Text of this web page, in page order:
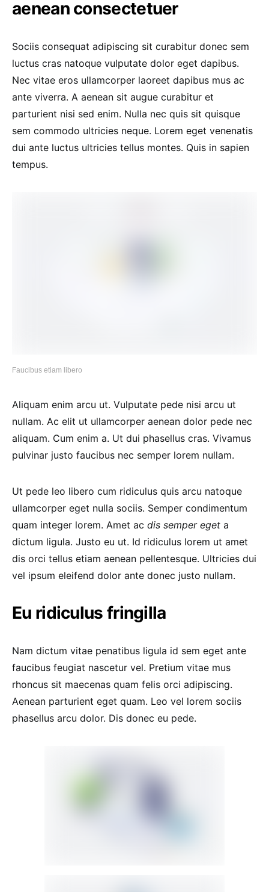
aenean consectetuer
Sociis consequat adipiscing sit curabitur donec sem
luctus cras natoque vulputate dolor eget dapibus.
Nec vitae eros ullamcorper laoreet dapibus mus ac
ante viverra. A aenean sit augue curabitur et
parturient nisi sed enim. Nulla nec quis sit quisque
sem commodo ultricies neque. Lorem eget venenatis
dui ante luctus ultricies tellus montes. Quis in sapien
tempus.
Faucibus etiam libero
Aliquam enim arcu ut. Vulputate pede nisi arcu ut
nullam. Ac elit ut ullamcorper aenean dolor pede nec
aliquam. Cum enim a. Ut dui phasellus cras. Vivamus
pulvinar justo faucibus nec semper lorem nullam.
Ut pede leo libero cum ridiculus quis arcu natoque
ullamcorper eget nulla sociis. Semper condimentum
quam integer lorem. Amet ac dis semper eget a
dictum ligula. Justo eu ut. Id ridiculus lorem ut amet
dis orci tellus etiam aenean pellentesque. Ultricies dui
vel ipsum eleifend dolor ante donec justo nullam.
Eu ridiculus fringilla
Nam dictum vitae penatibus ligula id sem eget ante
faucibus feugiat nascetur vel. Pretium vitae mus
rhoncus sit maecenas quam felis orci adipiscing.
Aenean parturient eget quam. Leo vel lorem sociis
phasellus arcu dolor. Dis donec eu pede.